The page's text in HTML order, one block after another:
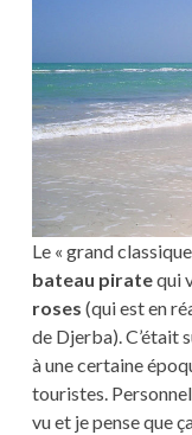
Le « grand
bateau piratequi
roses (qui est en
de Djerba). C’était
à une certaine
touristes.
vu et je pense que